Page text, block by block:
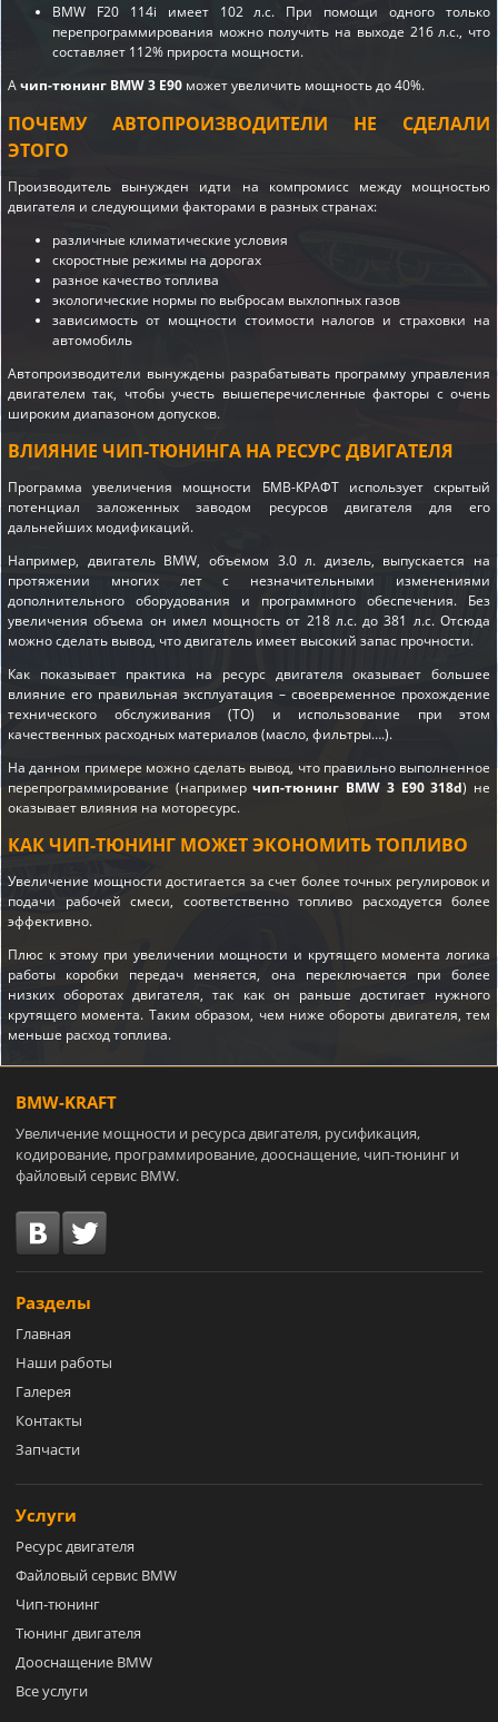
BMW F20 114i имеет 102 л.с. При помощи одного только
перепрограммирования можно получить на выходе 216 л.с., что
составляет 112% прироста мощности.
Ачип-тюнинг BMW 3 E90 может увеличить мощность до 40%.
ПОЧЕМУ АВТОПРОИЗВОДИТЕЛИ НЕ СДЕЛАЛИ
ЭТОГО
Производитель вынужден идти на компромисс между мощностью
двигателя и следующими факторами в разных странах:
различные климатические условия
скоростные режимы на дорогах
разное качество топлива
экологические нормы по выбросам выхлопных газов
зависимость от мощности стоимости налогов и страховки на
автомобиль
Автопроизводители вынуждены разрабатывать программу управления
двигателем так, чтобы учесть вышеперечисленные факторы с очень
широким диапазоном допусков.
ВЛИЯНИЕ ЧИП-ТЮНИНГА НА РЕСУРС ДВИГАТЕЛЯ
Программа увеличения мощности БМВ-КРАФТ использует скрытый
потенциал заложенных заводом ресурсов двигателя для его
дальнейших модификаций.
Например, двигатель BMW, объемом 3.0 л. дизель, выпускается на
протяжении многих лет с незначительными изменениями
дополнительного оборудования и программного обеспечения. Без
увеличения объема он имел мощность от 218 л.с. до 381 л.с. Отсюда
можно сделать вывод, что двигатель имеет высокий запас прочности.
Как показывает практика на ресурс двигателя оказывает большее
влияние его правильная эксплуатация – своевременное прохождение
технического обслуживания (ТО) и использование при этом
качественных расходных материалов (масло, фильтры….).
На данном примере можно сделать вывод, что правильно выполненное
перепрограммирование (напримерчип-тюнинг BMW 3 E90 318d) не
оказывает влияния на моторесурс.
КАК ЧИП-ТЮНИНГ МОЖЕТ ЭКОНОМИТЬ ТОПЛИВО
Увеличение мощности достигается за счет более точных регулировок и
подачи рабочей смеси, соответственно топливо расходуется более
эффективно.
Плюс к этому при увеличении мощности и крутящего момента логика
работы коробки передач меняется, она переключается при более
низких оборотах двигателя, так как он раньше достигает нужного
крутящего момента. Таким образом, чем ниже обороты двигателя, тем
меньше расход топлива.
BMW-KRAFT
Увеличение мощности и ресурса двигателя, русификация,
кодирование, программирование, дооснащение, чип-тюнинг и
файловый сервис BMW.
Разделы
Главная
Наши работы
Галерея
Контакты
Запчасти
Услуги
Ресурс двигателя
Файловый сервис BMW
Чип-тюнинг
Тюнинг двигателя
Дооснащение BMW
Все услуги